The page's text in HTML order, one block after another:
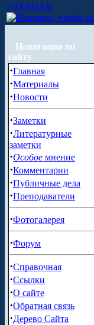
ГЛАВНАЯ
Навигация по
сайту
·Главная
·Материалы
·Новости
·Заметки
·Литературные
заметки
·Особое мнение
·Комментарии
·Публичные дела
·Преподаватели
·Фотогалерея
·Форум
·Справочная
·Ссылки
·О сайте
·Обратная связь
·Дерево Сайта